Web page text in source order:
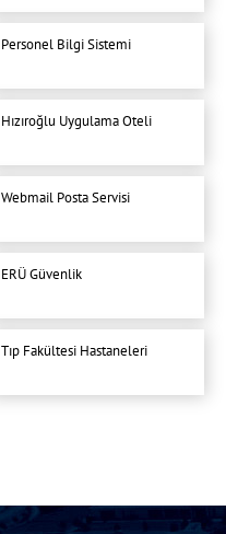
Personel Bilgi Sistemi
Hızıroğlu Uygulama Oteli
Webmail Posta Servisi
ERÜ Güvenlik
Tıp Fakültesi Hastaneleri